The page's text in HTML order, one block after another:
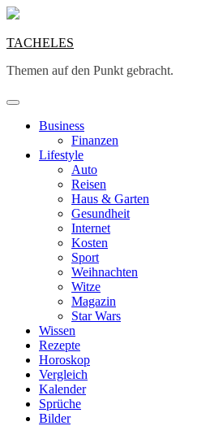
Skip
content
TACHELES
Themen auf den Punkt gebracht.
Business
Finanzen
Lifestyle
Auto
Reisen
Haus & Garten
Gesundheit
Internet
Kosten
Sport
Weihnachten
Witze
Magazin
Star Wars
Wissen
Rezepte
Horoskop
Vergleich
Kalender
Sprüche
Bilder